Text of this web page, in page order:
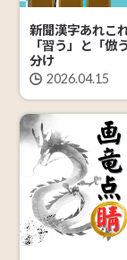
新聞漢字あれこ
「習う」と「倣
分け
2026.04.15